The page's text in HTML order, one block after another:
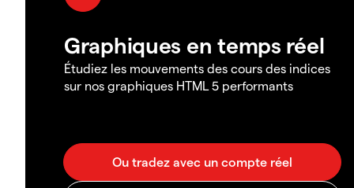
Graphiques en temps réel
Étudiez les mouvements des cours des indices
sur nos graphiques HTML 5 performants